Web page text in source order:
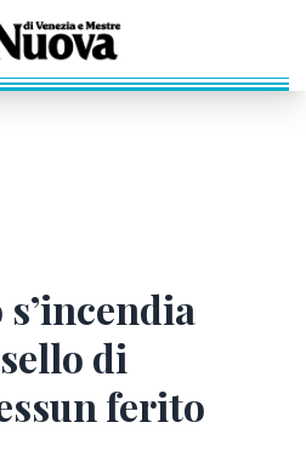
di
ferito